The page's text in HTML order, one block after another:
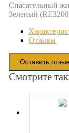
Спасательный
Зеленый
Отзывы
Оставить отзыв
Смотрите